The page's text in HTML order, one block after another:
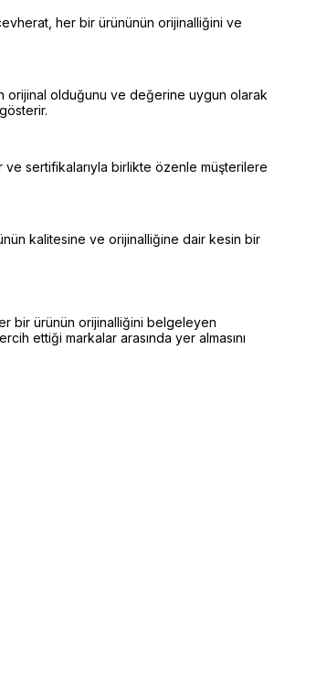
her bir ürününün orijinalliğini ve
orijinal olduğunu ve değerine uygun olarak
ve sertifikalarıyla birlikte özenle müşterilere
kalitesine ve orijinalliğine dair kesin bir
bir ürünün orijinalliğini belgeleyen
ettiği markalar arasında yer almasını